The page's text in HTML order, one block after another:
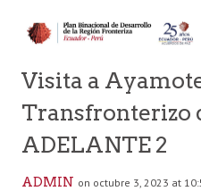
Visita a
Transfronterizo
ADELANTE 2
ADMIN on octubre 3, 2023 at